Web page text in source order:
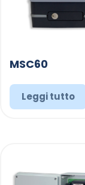
MSC60
Leggi tutto